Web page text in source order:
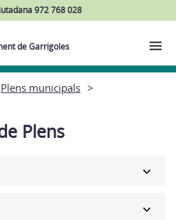
972 768 028
de Garrigoles
Plens municipals
Plens